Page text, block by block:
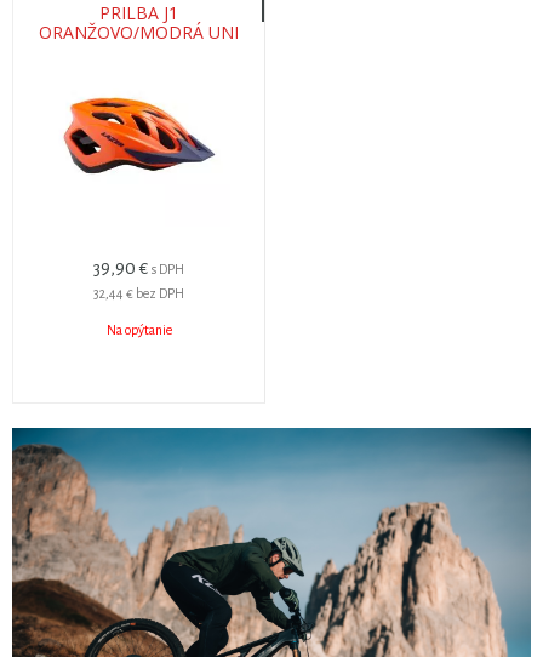
PRILBA J1
ORANŽOVO/MODRÁ UNI
39,90 € s DPH
32,44 € bez DPH
Na opýtanie